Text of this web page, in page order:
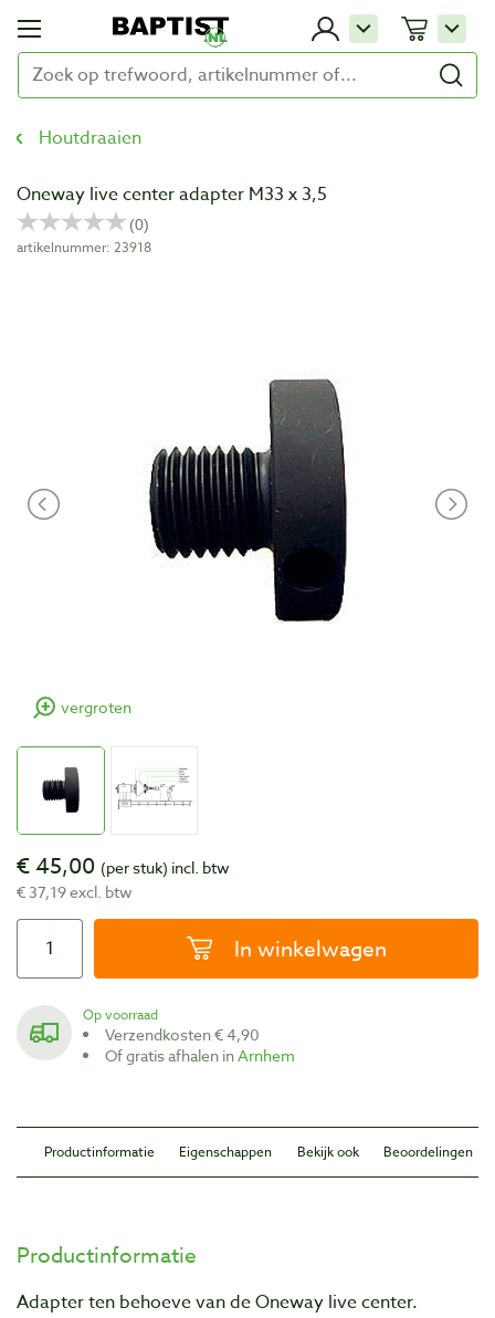
Houtdraaien
Oneway live center adapter M33 x 3,5
artikelnummer: 23918
vergroten
€ 45,00 (per stuk) incl. btw
€ 37,19 excl. btw
In winkelwagen
Op voorraad
Verzendkosten € 4,90
Of gratis afhalen inArnhem
Productinformatie Eigenschappen Bekijk ook Beoordelingen
Productinformatie
Adapter ten behoeve van de Oneway live center.